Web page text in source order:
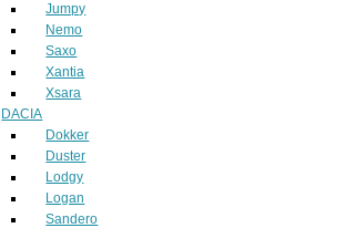
Jumpy
Nemo
Saxo
Xantia
Xsara
DACIA
Dokker
Duster
Lodgy
Logan
Sandero